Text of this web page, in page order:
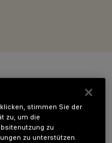
stimmen Sie der
zu, um die
zu
zu unterstützen.